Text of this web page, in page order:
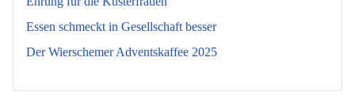
Essen schmeckt in Gesellschaft besser
Der Wierschemer Adventskaffee 2025